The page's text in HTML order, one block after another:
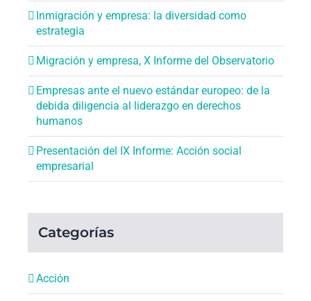
Inmigración y empresa: la diversidad como
estrategia
Migración y empresa, X Informe del Observatorio
Empresas ante el nuevo estándar europeo: de la
debida diligencia al liderazgo en derechos
humanos
Presentación del IX Informe: Acción social
empresarial
Categorías
Acción